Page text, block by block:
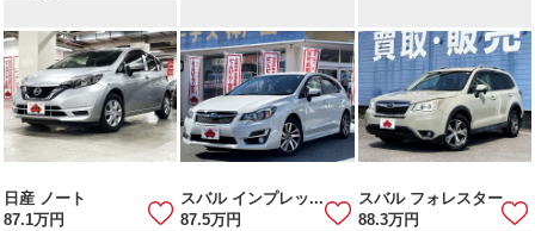
日産 ノート
87.1万円
スバル インプレッ...
87.5万円
スバル フォレスター
88.3万円